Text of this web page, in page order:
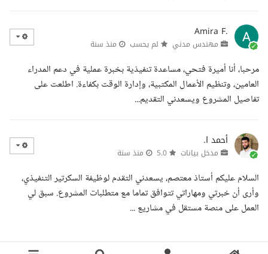
Amira F.
مهندس مدني لم يحسب منذ سنة
مرحبا، أنا أميرة فتحي، مساعدة تنفيذية بخبرة عملية في دعم المدراء
العامين، وتنظيم الأعمال المكتبية، وإدارة الوقت بكفاءة. اطلعت على
تفاصيل المشروع ويسعدني التقديم...
أحمد ا.
مدخل بيانات منذ سنة
السلام عليكم أستاذ معتصم، يسعدني التقدم لوظيفة السكرتير التنفيذي،
وأرى أن خبرتي ومهاراتي تتوافق تماما مع متطلبات المشروع. سبق لي
العمل على منصة مستقل في مشاريع ...